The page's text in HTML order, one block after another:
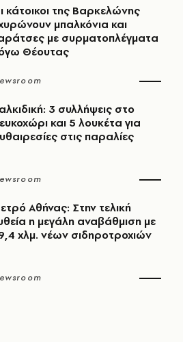
κάτοικοι της Βαρκελώνης
μπαλκόνια και
με συρματοπλέγματα
Θέουτας
3 συλλήψεις στο
και 5 λουκέτα για
στις παραλίες
Αθήνας: Στην τελική
η μεγάλη αναβάθμιση με
χλμ. νέων σιδηροτροχιών